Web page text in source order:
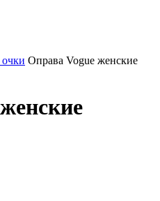
Оправа Vogue женские